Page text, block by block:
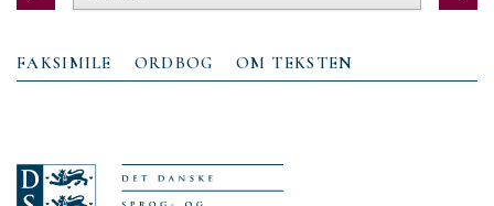
FAKSIMILE ORDBOG OM TEKSTEN